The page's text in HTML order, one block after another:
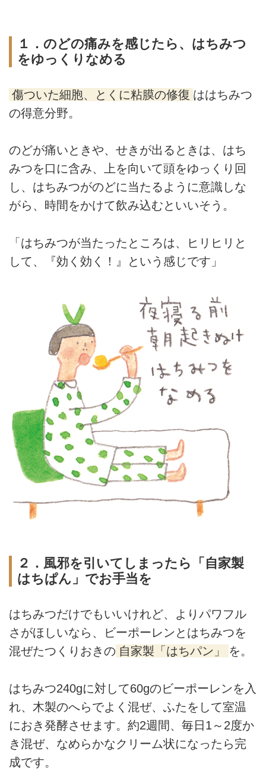
１．のどの痛みを感じたら、はちみつ
をゆっくりなめる
傷ついた細胞、とくに粘膜の修復 ははちみつ
の得意分野。
のどが痛いときや、せきが出るときは、はち
みつを口に含み、上を向いて頭をゆっくり回
し、はちみつがのどに当たるように意識しな
がら、時間をかけて飲み込むといいそう。
「はちみつが当たったところは、ヒリヒリと
して、『効く効く！』という感じです」
２．風邪を引いてしまったら「自家製
はちぱん」でお手当を
はちみつだけでもいいけれど、よりパワフル
さがほしいなら、ビーポーレンとはちみつを
混ぜたつくりおきの 自家製「はちパン」 を。
はちみつ240gに対して60gのビーポーレンを入
れ、木製のへらでよく混ぜ、ふたをして室温
におき発酵させます。約2週間、毎日1～2度か
き混ぜ、なめらかなクリーム状になったら完
成です。